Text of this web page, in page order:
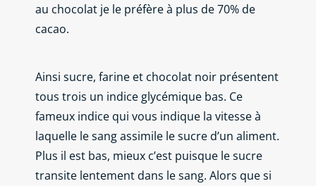
au chocolat je le préfère à plus de 70% de
cacao.
Ainsi sucre, farine et chocolat noir présentent
tous trois un indice glycémique bas. Ce
fameux indice qui vous indique la vitesse à
laquelle le sang assimile le sucre d’un aliment.
Plus il est bas, mieux c’est puisque le sucre
transite lentement dans le sang. Alors que si